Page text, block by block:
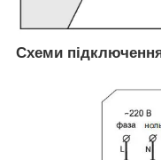
Схеми